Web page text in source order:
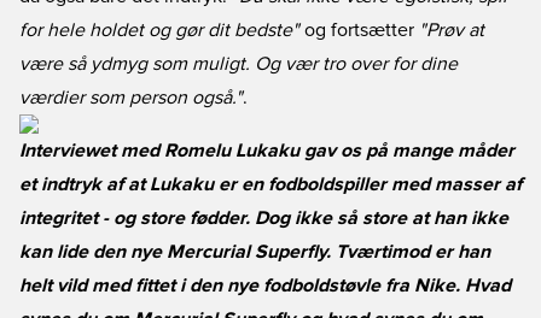
for hele holdet og gør dit bedste"og fortsætter "Prøv at
være så ydmyg som muligt. Og vær tro over for dine
værdier som person også.".
Interviewet med Romelu Lukaku gav os på mange måder
et indtryk af at Lukaku er en fodboldspiller med masser af
integritet - og store fødder. Dog ikke så store at han ikke
kan lide den nye Mercurial Superfly. Tværtimod er han
helt vild med fittet i den nye fodboldstøvle fra Nike. Hvad